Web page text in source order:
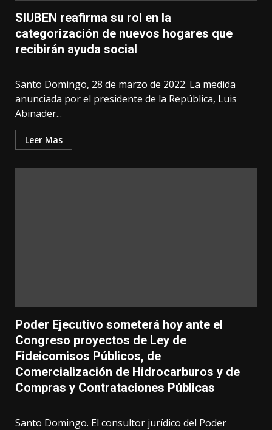
SIUBEN reafirma su rol en la
categorización de nuevos hogares que
recibirán ayuda social
Santo Domingo, 28 de marzo de 2022. La medida
anunciada por el presidente de la República, Luis
Abinader...
Leer Mas
Poder Ejecutivo someterá hoy ante el
Congreso proyectos de Ley de
Fideicomisos Públicos, de
Comercialización de Hidrocarburos y de
Compras y Contrataciones Públicas
Santo Domingo. El consultor jurídico del Poder